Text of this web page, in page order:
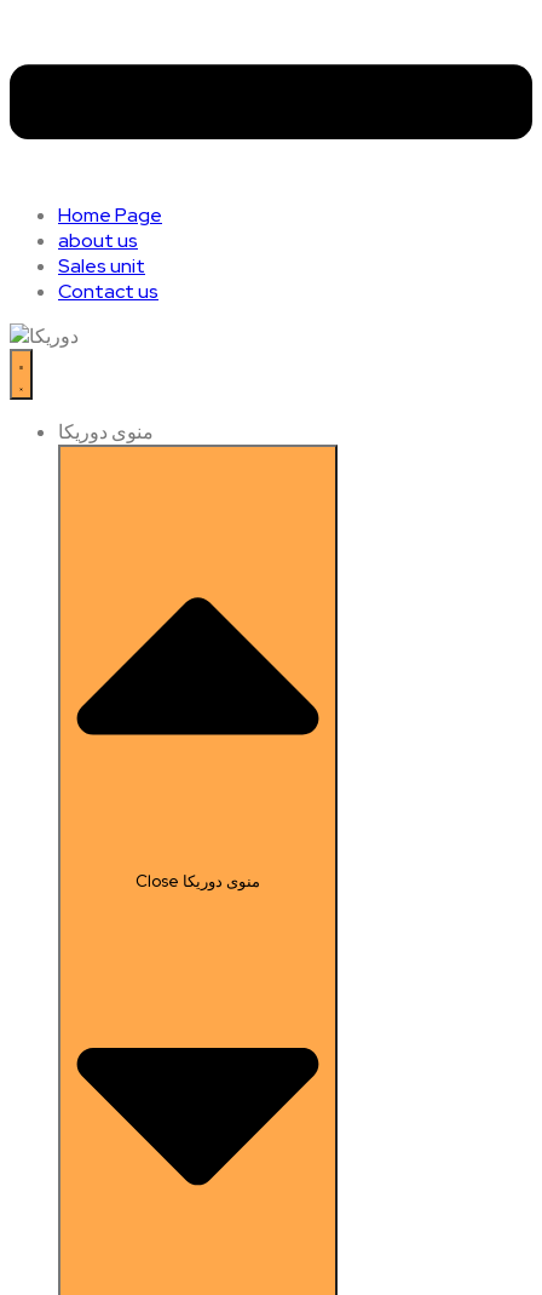
Home Page
about us
Sales unit
Contact us
منوی دوریکا
Close منوی دوریکا